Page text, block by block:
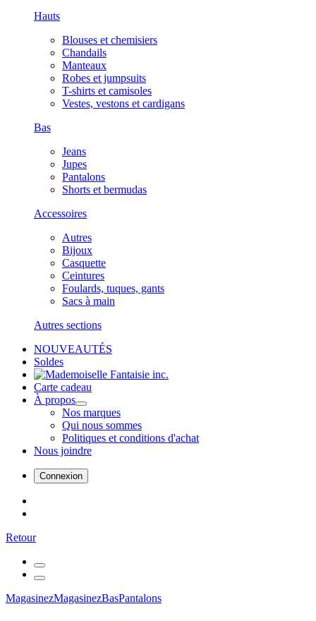
Hauts
Blouses et chemisiers
Chandails
Manteaux
Robes et jumpsuits
T-shirts et camisoles
Vestes, vestons et cardigans
Bas
Jeans
Jupes
Pantalons
Shorts et bermudas
Accessoires
Autres
Bijoux
Casquette
Ceintures
Foulards, tuques, gants
Sacs à main
Autres sections
NOUVEAUTÉS
Soldes
Carte cadeau
À propos
Nos marques
Qui nous sommes
Politiques et conditions d'achat
Nous joindre
Connexion
Retour
MagasinezMagasinezBasPantalons